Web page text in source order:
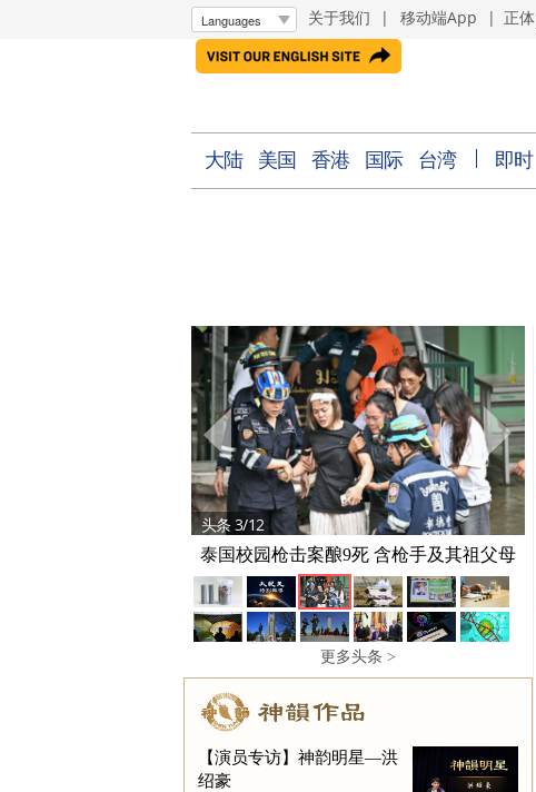
关于我们 | 移动端App | 正体
大陆 美国 香港 国际 台湾 即时
头条 3/12
泰国校园枪击案酿9死 含枪手及其祖父母
更多头条 >
【演员专访】神韵明星—洪
绍豪